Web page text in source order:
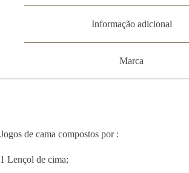
Informação adicional
Marca
Jogos de cama compostos por :
1 Lençol de cima;